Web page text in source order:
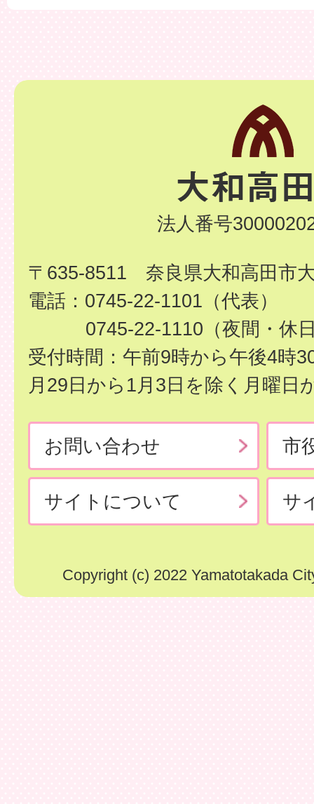
法人番号
〒635-8511 奈良県大和高田市
電話：0745-22-1101（代表）
0745-22-1110（夜間・休
受付時間：午前9時から午後4時
月29日から1月3日を除く月曜日
お問い合わせ 市
サイトについて サ
Copyright (c) 2022 Yamatotakada